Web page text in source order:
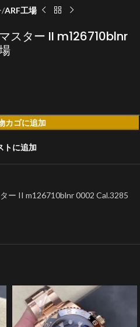
ARF工場
スター II m126710blnr
カゴに追加
トに追加
ー II m126710blnr 0002 Cal.3285